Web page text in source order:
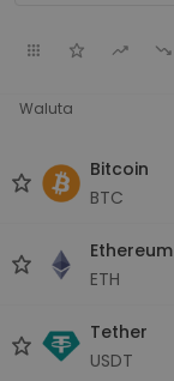
Waluta
Bitcoin
BTC
Ethereum
ETH
Tether
USDT